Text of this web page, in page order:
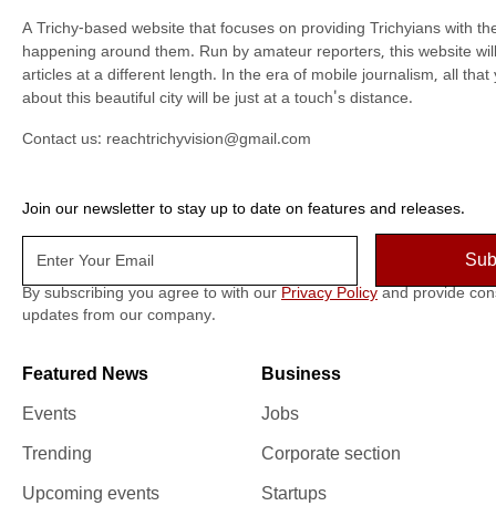
A Trichy-based website that focuses on providing Trichyians with
happening around them. Run by amateur reporters, this website
articles at a different length. In the era of mobile journalism, all that
about this beautiful city will be just at a touch's distance.
Contact us: reachtrichyvision@gmail.com
Join our newsletter to stay up to date on features and releases.
By subscribing you agree to with our Privacy Policy and provide
updates from our company.
Featured News
Events
Trending
Upcoming events
Business
Jobs
Corporate section
Startups